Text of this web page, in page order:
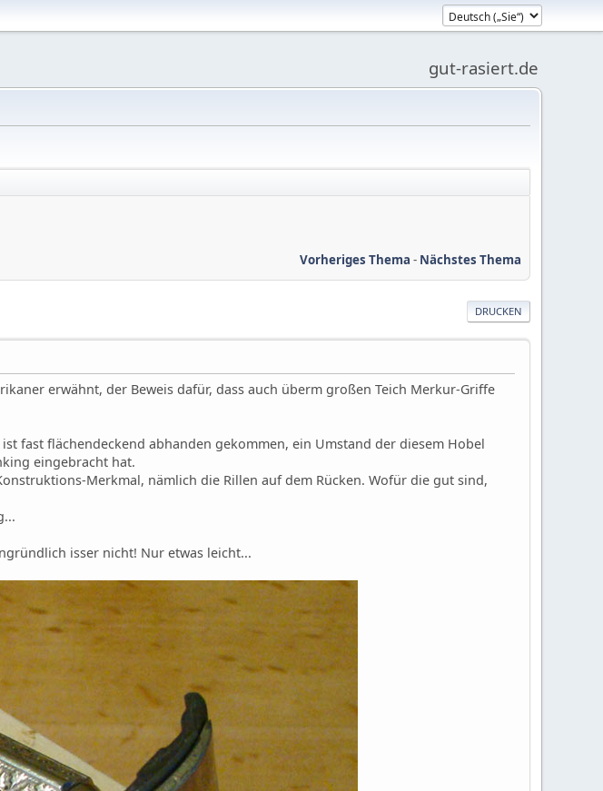
gut-rasiert.de
Vorheriges Thema - Nächstes Thema
DRUCKEN
erwähnt, der Beweis dafür, dass auch überm großen Teich Merkur-Griffe
fast flächendeckend abhanden gekommen, ein Umstand der diesem Hobel
eingebracht hat.
Merkmal, nämlich die Rillen auf dem Rücken. Wofür die gut sind,
isser nicht! Nur etwas leicht...